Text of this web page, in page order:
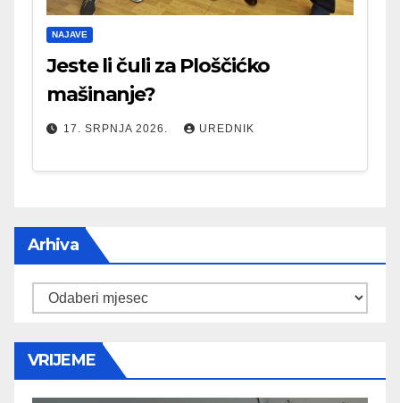
NAJAVE
Jeste li čuli za Ploščićko
mašinanje?
17. SRPNJA 2026. UREDNIK
Arhiva
Arhiva
VRIJEME